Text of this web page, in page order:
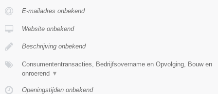
E-mailadres onbekend
Website onbekend
Beschrijving onbekend
Consumententransacties, Bedrijfsovername en Opvolging, Bouw en
onroerend ▼
Openingstijden onbekend